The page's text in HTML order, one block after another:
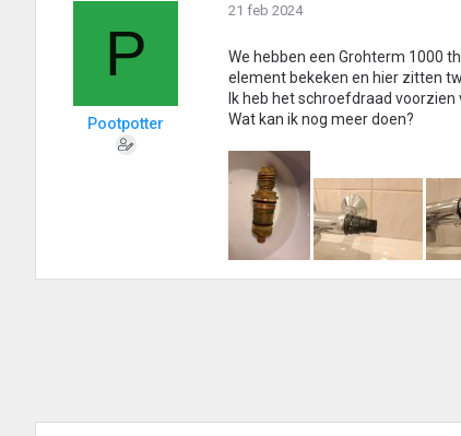
P
Pootpotter
21 feb 2024
We hebben een Grohterm 1000
element bekeken en hier zitten
Ik heb het schroefdraad
Wat kan ik nog meer doen?